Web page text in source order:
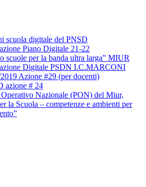
scuola digitale del PNSD
Piano Digitale 21-22
scuole per la banda ultra larga” MIUR
Digitale PSDN I.C.MARCONI
Azione #29 (per docenti)
azione # 24
Operativo Nazionale (PON) del Miur,
la Scuola – competenze e ambienti per